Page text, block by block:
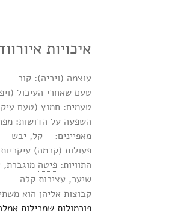
איכויות
עוצמה (ויריה): קור
טעם שאחרי העיכול
טעמים: חמוץ (טעם
השפעה על הדושות:
מאפיינים: קל, יבש
פעולות (קרמה)
התוויות: פיטה מוגברת,
שיער, עצירות קלה
קבוצות אליהן הוא
פורמולות שמכילות